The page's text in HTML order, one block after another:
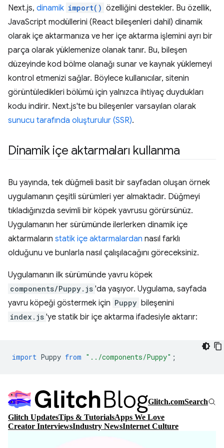
Next.js, dinamik import() özelliğini destekler. Bu özellik,
JavaScript modüllerini (React bileşenleri dahil) dinamik
olarak içe aktarmanıza ve her içe aktarma işlemini ayrı bir
parça olarak yüklemenize olanak tanır. Bu, bileşen
düzeyinde kod bölme olanağı sunar ve kaynak yüklemeyi
kontrol etmenizi sağlar. Böylece kullanıcılar, sitenin
görüntüledikleri bölümü için yalnızca ihtiyaç duydukları
kodu indirir. Next.js'te bu bileşenler varsayılan olarak
sunucu tarafında oluşturulur (SSR).
Dinamik içe aktarmaları kullanma
Bu yayında, tek düğmeli basit bir sayfadan oluşan örnek
uygulamanın çeşitli sürümleri yer almaktadır. Düğmeyi
tıkladığınızda sevimli bir köpek yavrusu görürsünüz.
Uygulamanın her sürümünde ilerlerken dinamik içe
aktarmaların statik içe aktarmalardan nasıl farklı
olduğunu ve bunlarla nasıl çalışılacağını göreceksiniz.
Uygulamanın ilk sürümünde yavru köpek
components/Puppy.js 'da yaşıyor. Uygulama, sayfada
yavru köpeği göstermek için Puppy bileşenini
index.js 'ye statik bir içe aktarma ifadesiyle aktarır:
import Puppy from "../components/Puppy" ;